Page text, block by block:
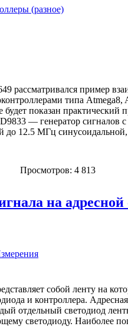
(разное)
рассматривался пример
типа Atmega8,
показан практический
— генератор сигналов
до 12.5 МГц
Просмотров: 4 813
на адресной
собой ленту на
и контроллера.
отдельный светодиод
светодиоду. Наиболее